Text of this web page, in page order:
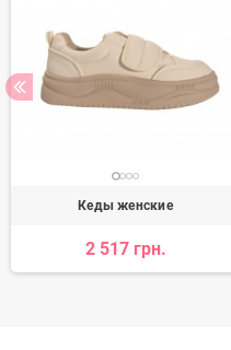
Кеды женские
2 517 грн.